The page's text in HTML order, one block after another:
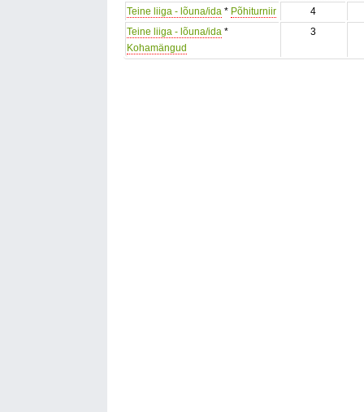
Teine liiga - lõuna/ida * Põhiturniir 4
Teine liiga - lõuna/ida *
Kohamängud
3